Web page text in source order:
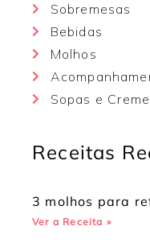
Sobremesas
Bebidas
Molhos
Sopas e
Receitas
3 molhos para
Ver a Receita »